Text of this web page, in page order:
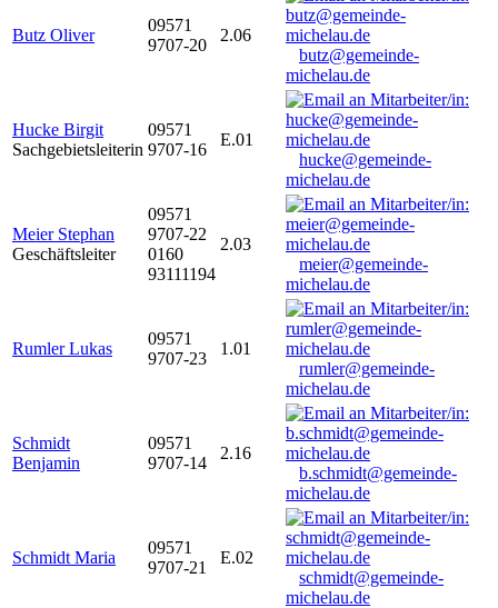
Butz Oliver
09571
9707-20
2.06
butz@gemeinde-
michelau.de
Hucke Birgit
Sachgebietsleiterin
09571
9707-16
E.01
hucke@gemeinde-
michelau.de
Meier Stephan
Geschäftsleiter
09571
9707-22
0160
93111194
2.03
meier@gemeinde-
michelau.de
Rumler Lukas
09571
9707-23
1.01
rumler@gemeinde-
michelau.de
Schmidt
Benjamin
09571
9707-14
2.16
b.schmidt@gemeinde-
michelau.de
Schmidt Maria
09571
9707-21
E.02
schmidt@gemeinde-
michelau.de